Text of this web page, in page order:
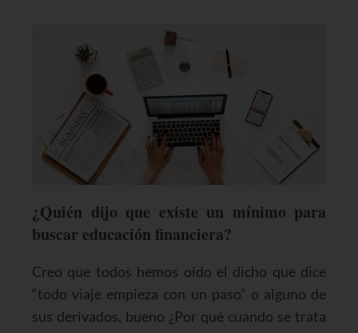
¿Quién dijo que existe un mínimo para
buscar educación financiera?
Creo que todos hemos oído el dicho que dice
“todo viaje empieza con un paso” o alguno de
sus derivados, bueno ¿Por qué cuando se trata